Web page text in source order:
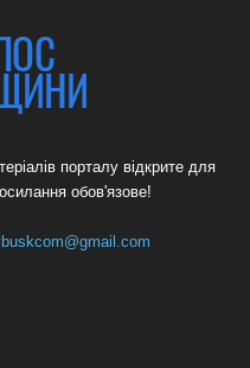
порталу відкрите для
обов'язове!